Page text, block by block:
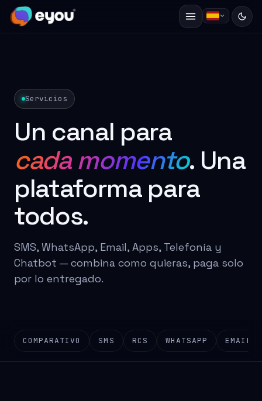
Servicios
Un canal para
cada momento. Una
plataforma para
todos.
SMS, WhatsApp, Email, Apps, Telefonía y
Chatbot — combina como quieras, paga solo
por lo entregado.
COMPARATIVO SMS RCS WHATSAPP EMAIL